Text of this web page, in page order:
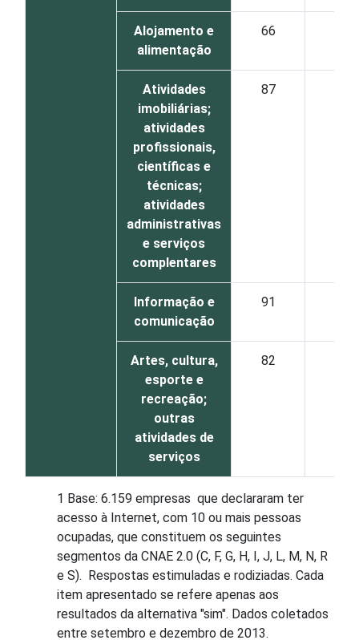
Alojamento e
alimentação
66
Atividades
imobiliárias;
atividades
profissionais,
científicas e
técnicas;
atividades
administrativas
e serviços
complentares
87
Informação e
comunicação
91
Artes, cultura,
esporte e
recreação;
outras
atividades de
serviços
82
1 Base: 6.159 empresas que declararam ter
acesso à Internet, com 10 ou mais pessoas
ocupadas, que constituem os seguintes
segmentos da CNAE 2.0 (C, F, G, H, I, J, L, M, N, R
e S). Respostas estimuladas e rodiziadas. Cada
item apresentado se refere apenas aos
resultados da alternativa "sim". Dados coletados
entre setembro e dezembro de 2013.